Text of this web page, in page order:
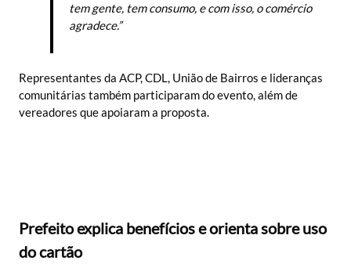
tem gente, tem consumo, e com isso, o comércio
agradece.”
Representantes da ACP, CDL, União de Bairros e lideranças
comunitárias também participaram do evento, além de
vereadores que apoiaram a proposta.
Prefeito explica benefícios e orienta sobre uso
do cartão